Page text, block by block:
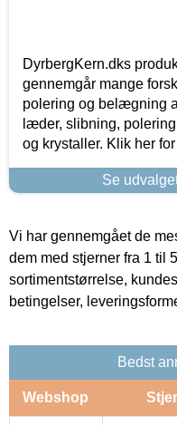
DyrbergKern.dks
gennemgår mange
polering og belægning
læder, slibning,
og krystaller. Klik her
Se
Vi har gennemgået de
dem med stjerner fra 1 til
sortimentstørrelse,
betingelser,
Bedst
Webshop